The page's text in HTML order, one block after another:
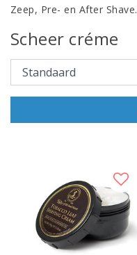
Zeep, Pre- en After Shave.
Scheer créme